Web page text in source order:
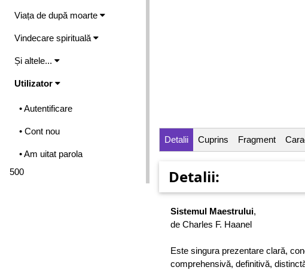
Viața de după moarte
Vindecare spirituală
Și altele...
Utilizator
• Autentificare
• Cont nou
• Am uitat parola
500
Detalii Cuprins Fragment
Detalii:
Sistemul Maestrului,
de Charles F. Haanel
Este singura prezentare clară,
comprehensivă, definitivă,